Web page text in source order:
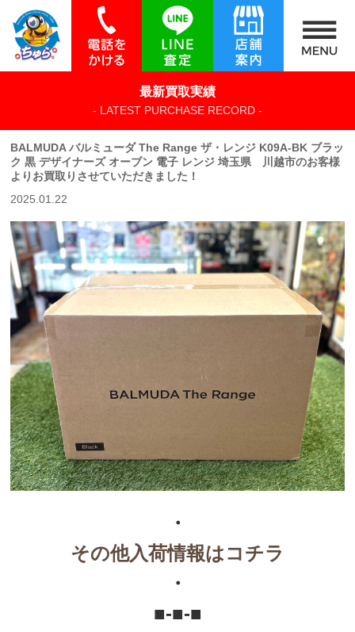
最新買取実績
- LATEST PURCHASE RECORD -
BALMUDA バルミューダ The Range ザ・レンジ K09A-BK ブラッ
ク 黒 デザイナーズ オーブン 電子 レンジ 埼玉県 川越市のお客様
よりお買取りさせていただきました！
2025.01.22
・
その他入荷情報はコチラ
・
■-■-■